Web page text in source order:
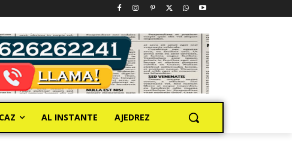
AL INSTANTE AJEDREZ